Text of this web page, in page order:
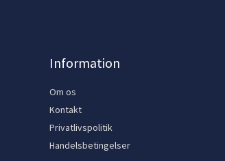
Information
Om os
Kontakt
Privatlivspolitik
Handelsbetingelser